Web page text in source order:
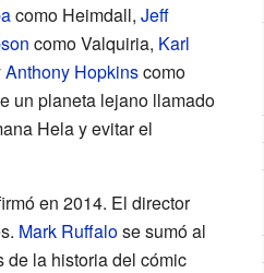
como Heimdall, Jeff
como Valquiria, Karl
Anthony Hopkinscomo
un planeta lejano llamado
Hela y evitar el
en 2014. El director
Mark Ruffalose sumó al
de la historia del cómic